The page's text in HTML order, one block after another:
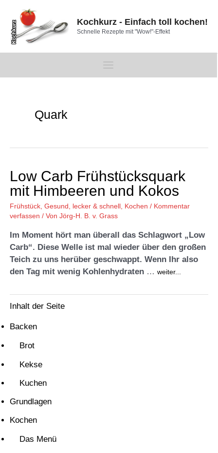
Inhalt
springen
Kochkurz - Einfach toll kochen!
Schnelle Rezepte mit "Wow!"-Effekt
Main
Quark
Low Carb Frühstücksquark
mit Himbeeren und Kokos
Frühstück Gesund, lecker & schnell Kochen / Kommentar
verfassen / Von Jörg-H. B. v. Grass
Im Moment hört man überall das Schlagwort „Low
Carb“. Diese Welle ist mal wieder über den großen
Teich zu uns herüber geschwappt. Wenn Ihr also
den Tag mit wenig Kohlenhydraten … weiter...
Inhalt der Seite
Backen
Brot
Kekse
Kuchen
Grundlagen
Kochen
Das Menü